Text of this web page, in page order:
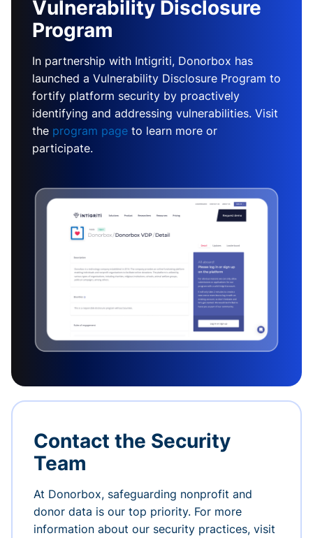
Vulnerability Disclosure
Program
In partnership with Intigriti, Donorbox has
launched a Vulnerability Disclosure Program to
fortify platform security by proactively
identifying and addressing vulnerabilities. Visit
the program page to learn more or
participate.
Contact the Security
Team
At Donorbox, safeguarding nonprofit and
donor data is our top priority. For more
information about our security practices, visit